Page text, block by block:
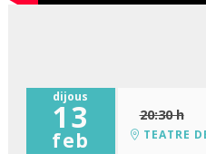
dijous
13
feb
20:30 h
TEATRE